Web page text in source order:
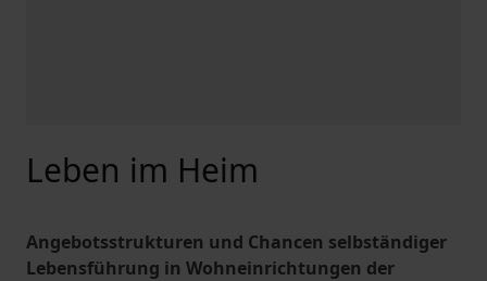
Leben im Heim
Angebotsstrukturen und Chancen selbständiger
Lebensführung in Wohneinrichtungen der